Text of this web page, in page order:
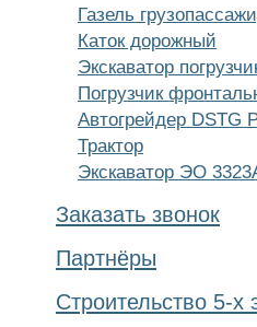
Газель
Каток дорожный
Экскаватор
Погрузчик
Автогрейдер DSTG
Трактор
Экскаватор ЭО
Заказать звонок
Партнёры
Строительство 5-х